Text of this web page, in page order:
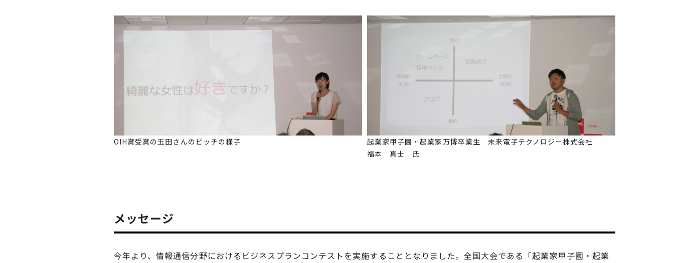
OIH賞受賞の玉田さんのピッチの様子
起業家甲子園・起業家万博卒業生 未来電子テクノロジー株式会社
福本 真士 氏
メッセージ
今年より、情報通信分野におけるビジネスプランコンテストを実施することとなりました。全国大会である「起業家甲子園・起業